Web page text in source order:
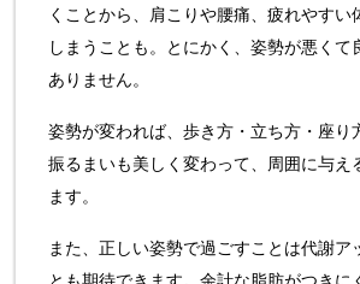
くことから、肩こりや腰痛、疲れやすい
しまうことも。とにかく、姿勢が悪くて
ありません。
姿勢が変われば、歩き方・立ち方・座り
振るまいも美しく変わって、周囲に与え
ます。
また、正しい姿勢で過ごすことは代謝ア